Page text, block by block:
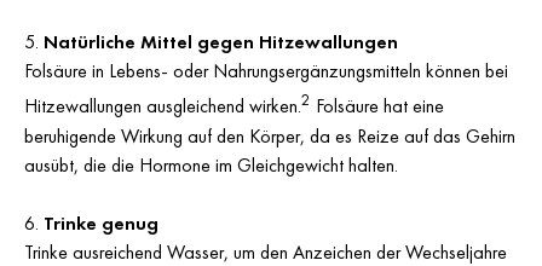
Natürliche Mittel gegen Hitzewallungen
Folsäure in Lebens- oder Nahrungsergänzungsmitteln können bei
Hitzewallungen ausgleichend wirken.2 Folsäure hat eine
beruhigende Wirkung auf den Körper, da es Reize auf das Gehirn
ausübt, die die Hormone im Gleichgewicht halten.
Trinke genug
Trinke ausreichend Wasser, um den Anzeichen der Wechseljahre